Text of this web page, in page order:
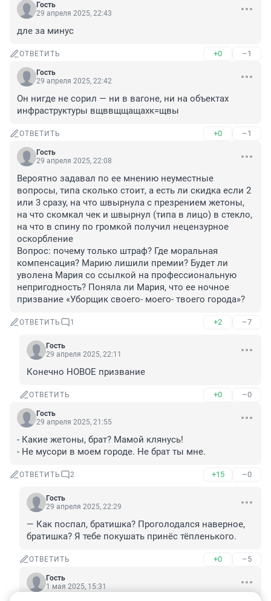
Гость
29 апреля 2025, 22:43
дле за минус
ОТВЕТИТЬ +0 –1
Гость
29 апреля 2025, 22:42
Он нигде не сорил — ни в вагоне, ни на объектах
инфраструктуры вщввщщащахк=щвы
ОТВЕТИТЬ +0 –1
Гость
29 апреля 2025, 22:08
Вероятно задавал по ее мнению неуместные
вопросы, типа сколько стоит, а есть ли скидка если 2
или 3 сразу, на что швырнула с презрением жетоны,
на что скомкал чек и швырнул (типа в лицо) в стекло,
на что в спину по громкой получил нецензурное
оскорбление
Вопрос: почему только штраф? Где моральная
компенсация? Марию лишили премии? Будет ли
уволена Мария со ссылкой на профессиональную
непригодность? Поняла ли Мария, что ее ночное
призвание «Уборщик своего- моего- твоего города»?
ОТВЕТИТЬ 1 +2 –7
Гость
29 апреля 2025, 22:11
Конечно НОВОЕ призвание
ОТВЕТИТЬ +0 –0
Гость
29 апреля 2025, 21:55
- Какие жетоны, брат? Мамой клянусь!
- Не мусори в моем городе. Не брат ты мне.
ОТВЕТИТЬ 2 +15 –0
Гость
29 апреля 2025, 22:29
— Как поспал, братишка? Проголодался наверное,
братишка? Я тебе покушать принёс тёпленького.
ОТВЕТИТЬ +0 –5
Гость
1 мая 2025, 15:31